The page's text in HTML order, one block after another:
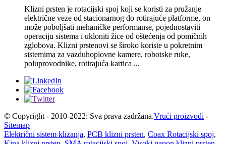
Klizni prsten je rotacijski spoj koji se koristi za pružanje
električne veze od stacionarnog do rotirajuće platforme, on
može poboljšati mehaničke performanse, pojednostaviti
operaciju sistema i ukloniti žice od oštećenja od pomičnih
zglobova. Klizni prstenovi se široko koriste u pokretnim
sistemima za vazduhoplovne kamere, robotske ruke,
poluprovodnike, rotirajuća kartica ...
© Copyright - 2010-2022: Sva prava zadržana.Vrući proizvodi -
Sitemap
Električni sistem klizanja, PCB klizni prsten, Coax Rotacijski spoj,